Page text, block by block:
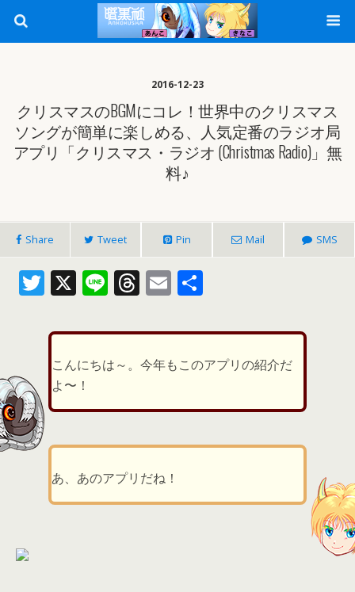
2016-12-23
クリスマスのBGMにコレ！世界中のクリスマス
ソングが簡単に楽しめる、人気定番のラジオ局
アプリ「クリスマス・ラジオ (Christmas Radio)」無
料♪
Share Tweet Pin Mail SMS
T
itt
er
X Li
e
T
re
a
s
E
ai
l
こんにちは～。今年もこのアプリの紹介だ
よ〜！
あ、あのアプリだね！